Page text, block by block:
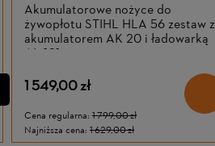
Akumulatorowe nożyce do
żywopłotu STIHL HLA 56 zestaw z
akumulatorem AK 20 i ładowarką
AL 101
1 549,00 zł
Cena regularna: 1 799,00 zł
Najniższa cena: 1 629,00 zł